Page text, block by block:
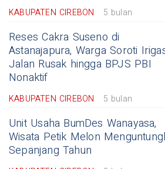
KABUPATEN CIREBON 5 bulan
Reses Cakra Suseno di
Astanajapura, Warga Soroti
Jalan Rusak hingga BPJS PBI
Nonaktif
KABUPATEN CIREBON 5 bulan
Unit Usaha BumDes Wanayasa,
Wisata Petik Melon
Sepanjang Tahun